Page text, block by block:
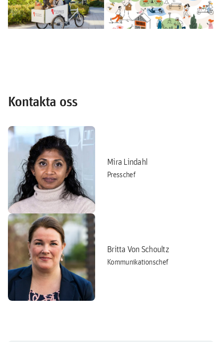
Kontakta oss
Mira Lindahl
Presschef
Britta Von Schoultz
Kommunikationschef